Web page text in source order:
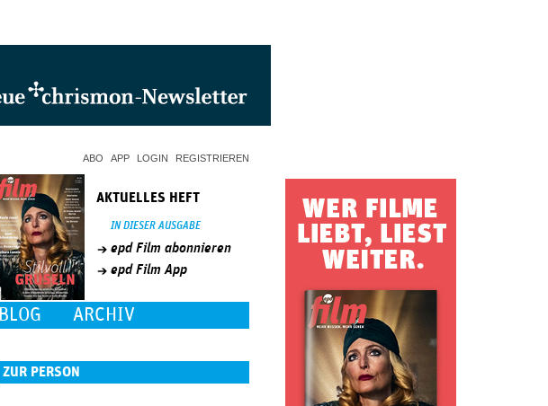
ABO APP LOGIN REGISTRIEREN
AKTUELLES HEFT
IN DIESER AUSGABE
epd Film abonnieren
epd Film App
BLOG ARCHIV
ZUR PERSON